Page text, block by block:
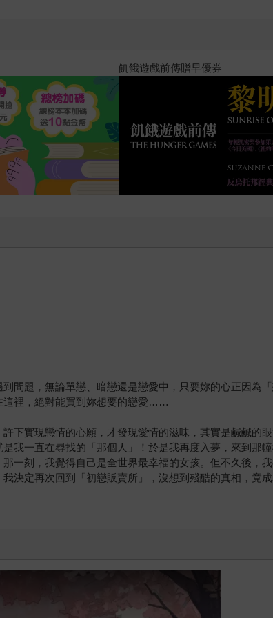
十字殺手【艾迪．弗林系列 前傳
問題，無論單戀、暗戀還是戀愛中，只要妳的心正因為
這裡，絕對能買到妳想要的戀愛……
下實現戀情的心願，才發現愛情的滋味，其實是鹹鹹的
我一直在尋找的「那個人」！於是我再度入夢，來到那
一刻，我覺得自己是全世界最幸福的女孩。但不久後，
決定再次回到「初戀販賣所」，沒想到殘酷的真相，